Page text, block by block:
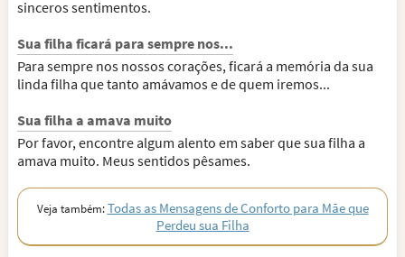
sinceros sentimentos.
Sua filha ficará para sempre nos...
Para sempre nos nossos corações, ficará a memória da sua
linda filha que tanto amávamos e de quem iremos...
Sua filha a amava muito
Por favor, encontre algum alento em saber que sua filha a
amava muito. Meus sentidos pêsames.
Veja também:Todas as Mensagens de Conforto para Mãe que
Perdeu sua Filha